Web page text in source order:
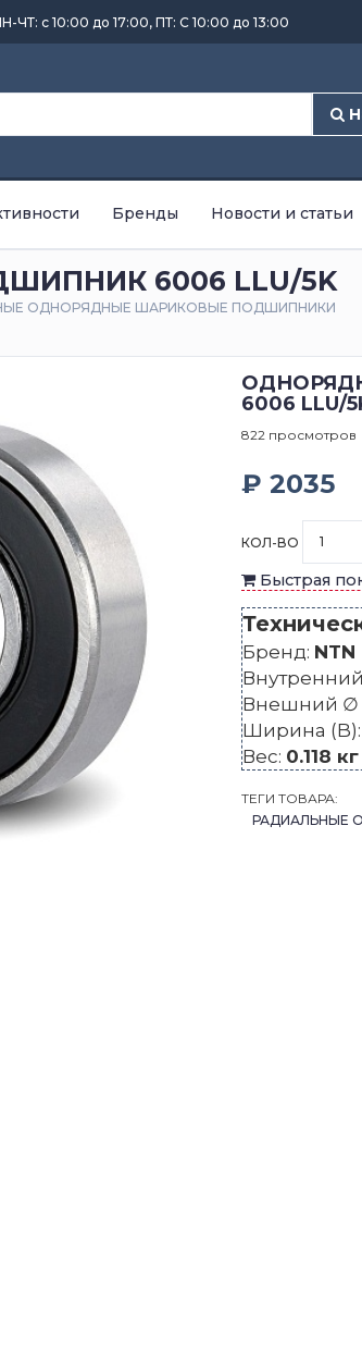
ЧТ: с 10:00 до 17:00, ПТ: С 10:00 до 13:00
Бренды Новости и статьи
6006 LLU/5K
ОДНОРЯДНЫЕ ШАРИКОВЫЕ ПОДШИПНИКИ
6006 LLU/
822 просмотров
₽ 2035
КОЛ-ВО
Быстрая
Бренд: NTN
Внешний ∅
Ширина (B):
Вес: 0.118 кг
ТЕГИ ТОВАРА:
РАДИАЛЬНЫЕ